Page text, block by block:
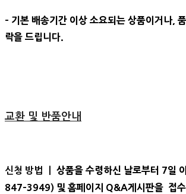
- 기본 배송기간 이상 소요되는 상품이거나,
락을 드립니다.
교환 및 반품안내
신청 방법 ㅣ 상품을 수령하신 날로부터 7일
847-3949) 및 홈페이지 Q&A게시판을 접수